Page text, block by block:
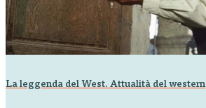
La leggenda del West. Attualità del western